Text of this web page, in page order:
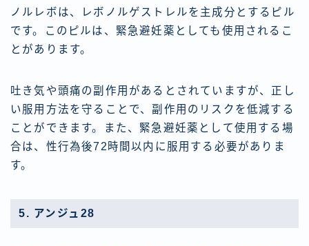
ノルレボは、レボノルゲストレルを主成分とするピル
です。このピルは、緊急避妊薬としても使用されるこ
とがあります。
吐き気や頭痛の副作用があるとされていますが、正し
い服用方法を守ることで、副作用のリスクを低減する
ことができます。また、緊急避妊薬として使用する場
合は、性行為後72時間以内に服用する必要がありま
す。
5. アンジュ28